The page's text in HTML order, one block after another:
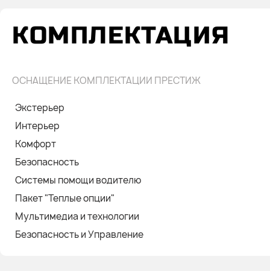
КОМПЛЕКТАЦИЯ
ОСНАЩЕНИЕ КОМПЛЕКТАЦИИ ПРЕСТИЖ
Экстерьер
Интерьер
Комфорт
Безопасность
Системы помощи водителю
Пакет "Теплые опции"
Мультимедиа и технологии
Безопасность и Управление